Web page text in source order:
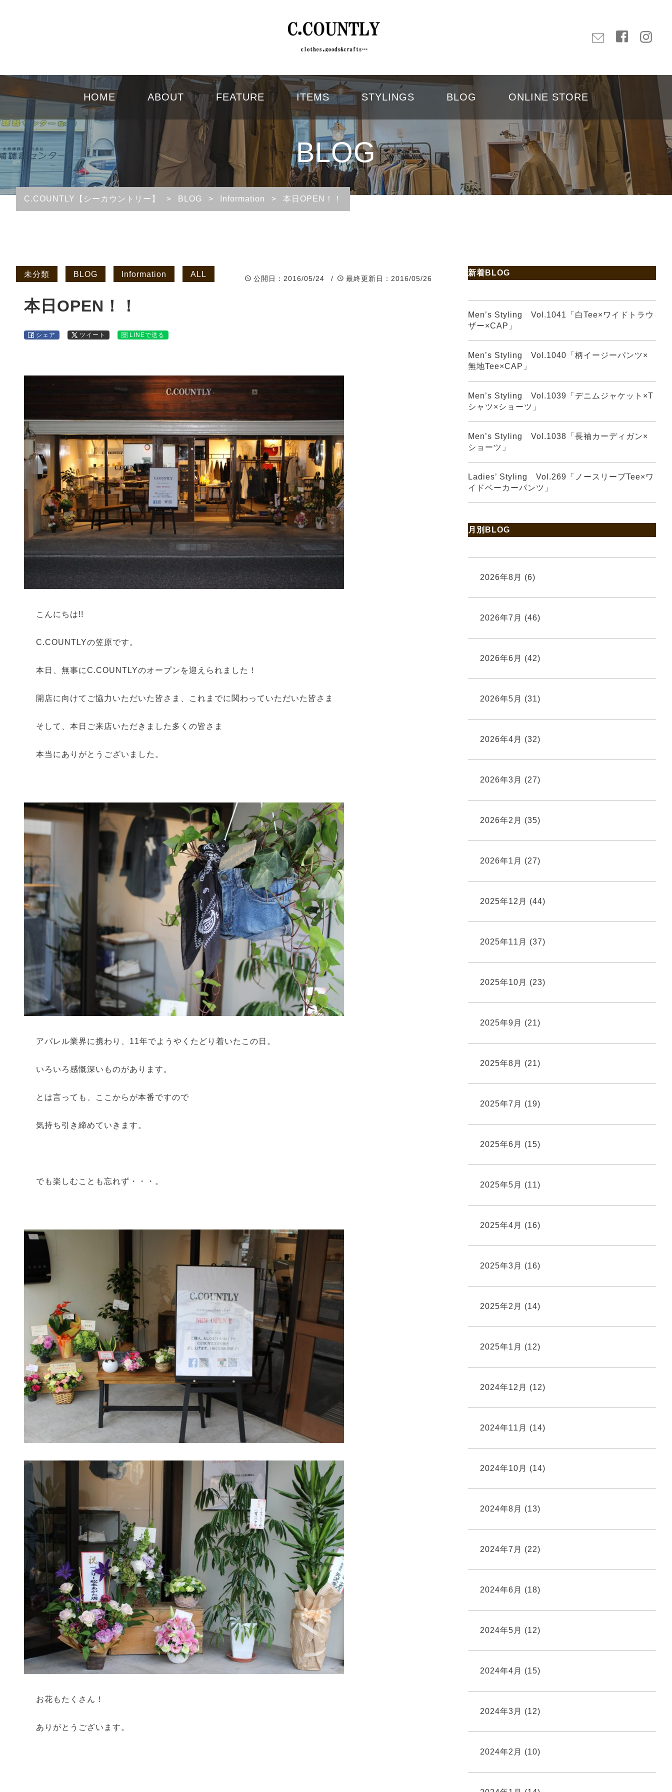
HOME ABOUT FEATURE ITEMS STYLINGS BLOG ONLINE STORE
BLOG
C.COUNTLY【シーカウントリー】 > BLOG > Information > 本日OPEN！！
未分類 BLOG Information ALL
公開日 ：2016/05/24 / 最終更新日 ：2016/05/26
本日OPEN！！
シェア ツイート LINEで送る
こんにちは!!
C.COUNTLYの笠原です。
本日、無事にC.COUNTLYのオープンを迎えられました！
開店に向けてご協力いただいた皆さま、これまでに関わっていただいた皆さま
そして、本日ご来店いただきました多くの皆さま
本当にありがとうございました。
アパレル業界に携わり、11年でようやくたどり着いたこの日。
いろいろ感慨深いものがあります。
とは言っても、ここからが本番ですので
気持ち引き締めていきます。
でも楽しむことも忘れず・・・。
お花もたくさん！
ありがとうございます。
新着BLOG
Men’s Styling Vol.1041「白Tee×ワイドトラウ
ザー×CAP」
Men’s Styling Vol.1040「柄イージーパンツ×
無地Tee×CAP」
Men’s Styling Vol.1039「デニムジャケット×T
シャツ×ショーツ」
Men’s Styling Vol.1038「長袖カーディガン×
ショーツ」
Ladies’ Styling Vol.269「ノースリーブTee×ワ
イドベーカーパンツ」
月別BLOG
2026年8月 (6)
2026年7月 (46)
2026年6月 (42)
2026年5月 (31)
2026年4月 (32)
2026年3月 (27)
2026年2月 (35)
2026年1月 (27)
2025年12月 (44)
2025年11月 (37)
2025年10月 (23)
2025年9月 (21)
2025年8月 (21)
2025年7月 (19)
2025年6月 (15)
2025年5月 (11)
2025年4月 (16)
2025年3月 (16)
2025年2月 (14)
2025年1月 (12)
2024年12月 (12)
2024年11月 (14)
2024年10月 (14)
2024年8月 (13)
2024年7月 (22)
2024年6月 (18)
2024年5月 (12)
2024年4月 (15)
2024年3月 (12)
2024年2月 (10)